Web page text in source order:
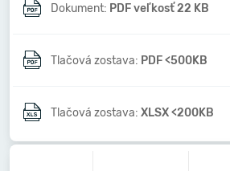
Dokument: PDF veľkosť 22 KB
Tlačová zostava: PDF <500KB
Tlačová zostava: XLSX <200KB